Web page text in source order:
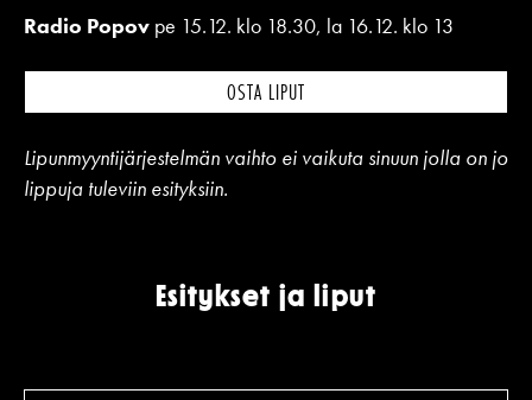
Radio Popov pe 15.12. klo 18.30, la 16.12. klo 13
OSTA LIPUT
Lipunmyyntijärjestelmän vaihto ei vaikuta sinuun jolla on jo
lippuja tuleviin esityksiin.
Esitykset ja liput